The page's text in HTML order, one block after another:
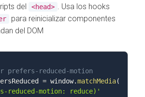
del
<head> . Usa los hooks
para reinicializar componentes
del DOM
prefers-reduced-motion
= window.matchMedia(
reduced-motion: reduce)'